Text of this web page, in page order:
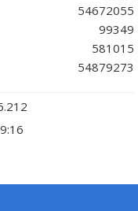
54672055
99349
581015
54879273